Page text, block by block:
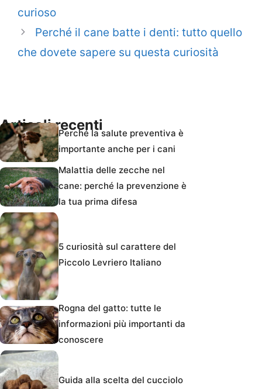
curioso
Perché il cane batte i denti: tutto quello
che dovete sapere su questa curiosità
Articoli recentiPerché la salute preventiva è
importante anche per i cani
Malattia delle zecche nel
cane: perché la prevenzione è
la tua prima difesa
5 curiosità sul carattere del
Piccolo Levriero Italiano
Rogna del gatto: tutte le
informazioni più importanti da
conoscere
Guida alla scelta del cucciolo